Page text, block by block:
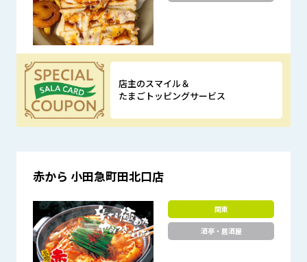
優待特典
店主のスマイル＆
たまごトッピングサービス
赤から 小田急町田北口店
関東
酒亭・居酒屋